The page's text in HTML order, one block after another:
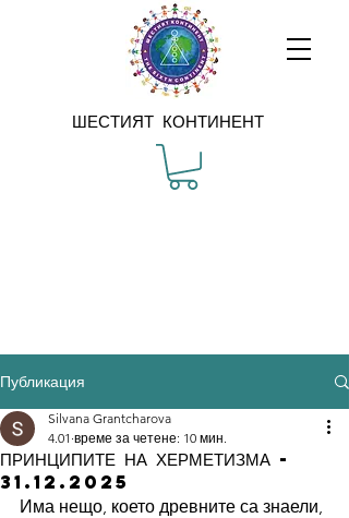
ШЕСТИЯТ КОНТИНЕНТ
Публикация
ПРИНЦИПИТЕ НА ХЕРМЕТИЗМА -
31.12.2025
Silvana Grantcharova
4.01 време за четене: 10 мин.
Има нещо, което древните са знаели,